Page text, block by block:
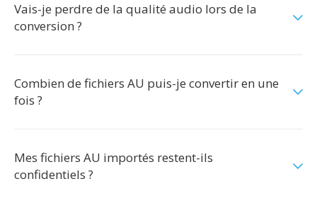
Vais-je perdre de la qualité audio lors de la
conversion ?
Combien de fichiers AU puis-je convertir en une
fois ?
Mes fichiers AU importés restent-ils
confidentiels ?